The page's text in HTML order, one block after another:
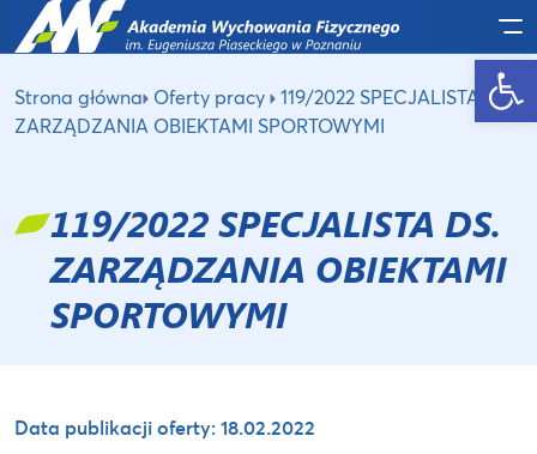
Otwórz pasek narzędzi
Strona główna Oferty pracy
119/2022 SPECJALISTA DS.
ZARZĄDZANIA OBIEKTAMI SPORTOWYMI
119/2022 SPECJALISTA DS.
ZARZĄDZANIA OBIEKTAMI
SPORTOWYMI
Data publikacji oferty: 18.02.2022